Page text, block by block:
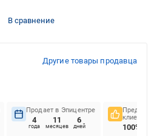
В сравнение
Другие товары продавца
Продает в Эпицентре
4
года
11
месяцев
6
дней
клиентов
100%